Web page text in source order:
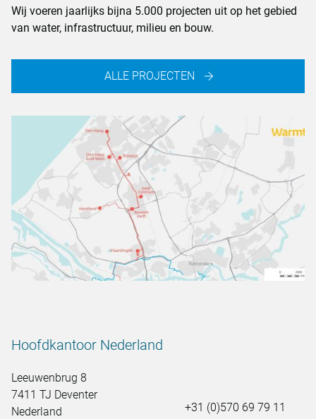
Wij voeren jaarlijks bijna 5.000 projecten uit op het gebied
van water, infrastructuur, milieu en bouw.
ALLE PROJECTEN
Hoofdkantoor Nederland
Leeuwenbrug 8
7411 TJ Deventer
Nederland
+31 (0)570 69 79 11